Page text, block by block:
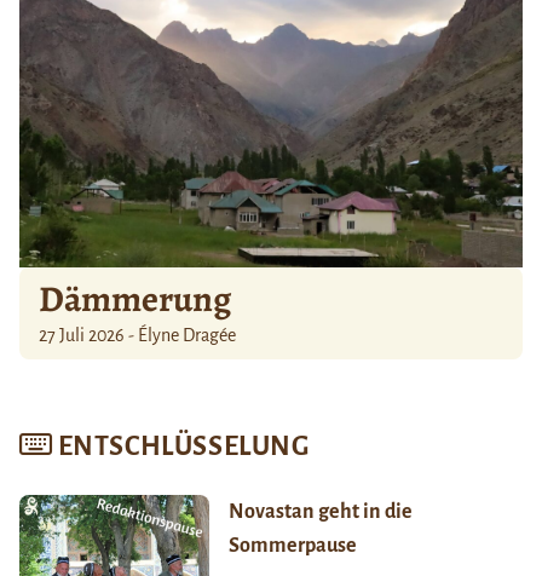
Dämmerung
27 Juli 2026 - Élyne Dragée
ENTSCHLÜSSELUNG
Novastan geht in die
Sommerpause